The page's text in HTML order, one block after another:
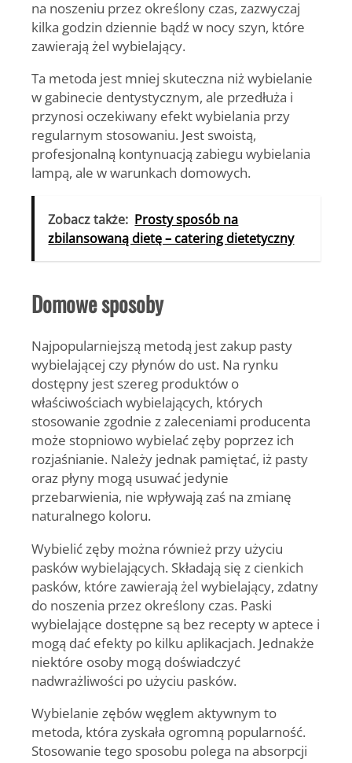
na noszeniu przez określony czas, zazwyczaj
kilka godzin dziennie bądź w nocy szyn, które
zawierają żel wybielający.
Ta metoda jest mniej skuteczna niż wybielanie
w gabinecie dentystycznym, ale przedłuża i
przynosi oczekiwany efekt wybielania przy
regularnym stosowaniu. Jest swoistą,
profesjonalną kontynuacją zabiegu wybielania
lampą, ale w warunkach domowych.
Zobacz także: Prosty sposób na
zbilansowaną dietę – catering dietetyczny
Domowe sposoby
Najpopularniejszą metodą jest zakup pasty
wybielającej czy płynów do ust. Na rynku
dostępny jest szereg produktów o
właściwościach wybielających, których
stosowanie zgodnie z zaleceniami producenta
może stopniowo wybielać zęby poprzez ich
rozjaśnianie. Należy jednak pamiętać, iż pasty
oraz płyny mogą usuwać jedynie
przebarwienia, nie wpływają zaś na zmianę
naturalnego koloru.
Wybielić zęby można również przy użyciu
pasków wybielających. Składają się z cienkich
pasków, które zawierają żel wybielający, zdatny
do noszenia przez określony czas. Paski
wybielające dostępne są bez recepty w aptece i
mogą dać efekty po kilku aplikacjach. Jednakże
niektóre osoby mogą doświadczyć
nadwrażliwości po użyciu pasków.
Wybielanie zębów węglem aktywnym to
metoda, która zyskała ogromną popularność.
Stosowanie tego sposobu polega na absorpcji